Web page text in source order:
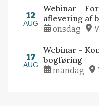
12
AUG
Webinar –
aflevering af
onsdag
17
AUG
Webinar –
bogføring
mandag